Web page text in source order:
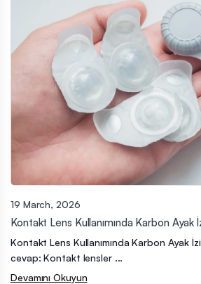
19 March, 2026
Kontakt Lens Kullanımında Karbon Ayak
Kontakt Lens Kullanımında Karbon Ayak İzi
cevap: Kontakt lensler ...
Devamını Okuyun